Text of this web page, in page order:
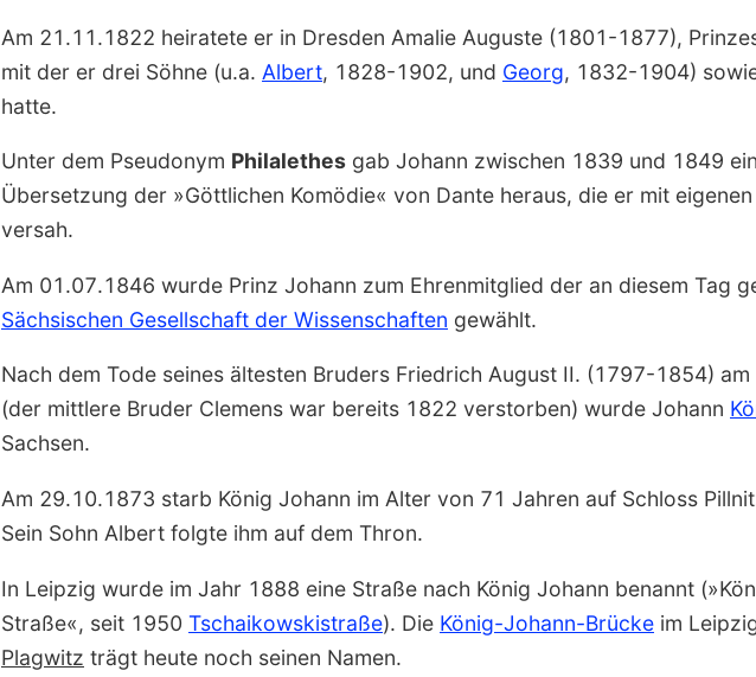
Am 21.11.1822 heiratete er in Dresden Amalie Auguste (1801-1877),
mit der er drei Söhne (u.a. Albert, 1828-1902, und Georg, 1832-1904)
hatte.
Unter dem Pseudonym Philalethes gab Johann zwischen 1839 und 1849
Über­setzung der »Gött­lichen Komödie« von Dante heraus, die er mit
versah.
Am 01.07.1846 wurde Prinz Johann zum Ehren­mitglied der an diesem Tag
Sächsischen Gesell­schaft der Wissen­schaften gewählt.
Nach dem Tode seines ältesten Bruders Friedrich August II. (1797-1854)
(der mittlere Bruder Clemens war bereits 1822 verstorben) wurde Johann
Sachsen.
Am 29.10.1873 starb König Johann im Alter von 71 Jahren auf Schloss
Sein Sohn Albert folgte ihm auf dem Thron.
In Leipzig wurde im Jahr 1888 eine Straße nach König Johann benannt
Straße«, seit 1950 Tschaikowski­straße). Die König-Johann-Brücke im
Plagwitz trägt heute noch seinen Namen.